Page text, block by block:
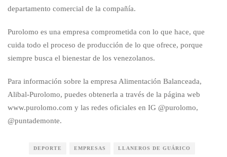
departamento comercial de la compañía.
Purolomo es una empresa comprometida con lo que hace, que
cuida todo el proceso de producción de lo que ofrece, porque
siempre busca el bienestar de los venezolanos.
Para información sobre la empresa Alimentación Balanceada,
Alibal-Purolomo, puedes obtenerla a través de la página web
www.purolomo.com y las redes oficiales en IG @purolomo,
@puntademonte.
DEPORTE EMPRESAS LLANEROS DE GUÁRICO